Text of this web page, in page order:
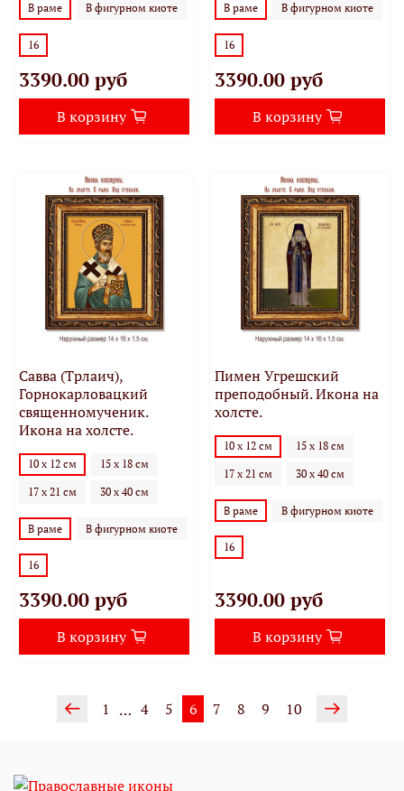
В раме В фигурном киоте
16
3390.00 руб
В корзину
В раме В фигурном киоте
16
3390.00 руб
В корзину
Савва (Трлаич),
Горнокарловацкий
священномученик.
Икона на холсте.
10 х 12 см 15 х 18 см
17 х 21 см 30 х 40 см
В раме В фигурном киоте
16
3390.00 руб
В корзину
Пимен Угрешский
преподобный. Икона на
холсте.
10 х 12 см 15 х 18 см
17 х 21 см 30 х 40 см
В раме В фигурном киоте
16
3390.00 руб
В корзину
1 … 4 5 6 7 8 9 10